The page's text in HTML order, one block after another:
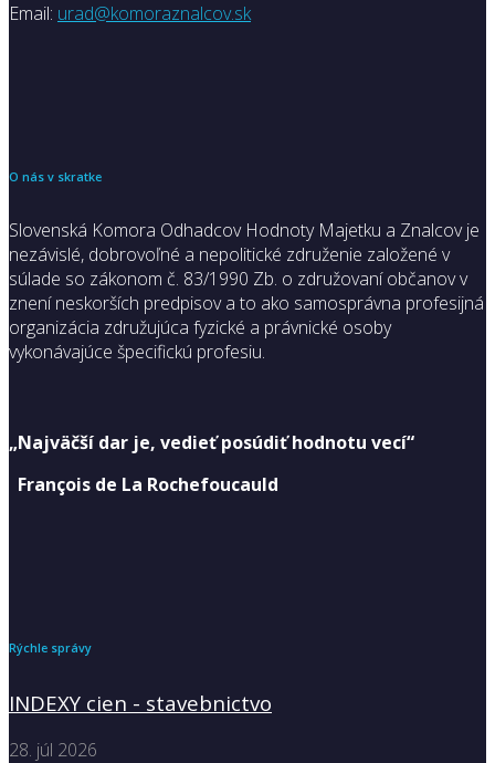
Email: urad@komoraznalcov.sk
O nás v skratke
Slovenská Komora Odhadcov Hodnoty Majetku a Znalcov je
nezávislé, dobrovoľné a nepolitické združenie založené v
súlade so zákonom č. 83/1990 Zb. o združovaní občanov v
znení neskorších predpisov a to ako samosprávna profesijná
organizácia združujúca fyzické a právnické osoby
vykonávajúce špecifickú profesiu.
„Najväčší dar je, vedieť posúdiť hodnotu vecí“
François de La Rochefoucauld
Rýchle správy
INDEXY cien - stavebnictvo
28. júl 2026